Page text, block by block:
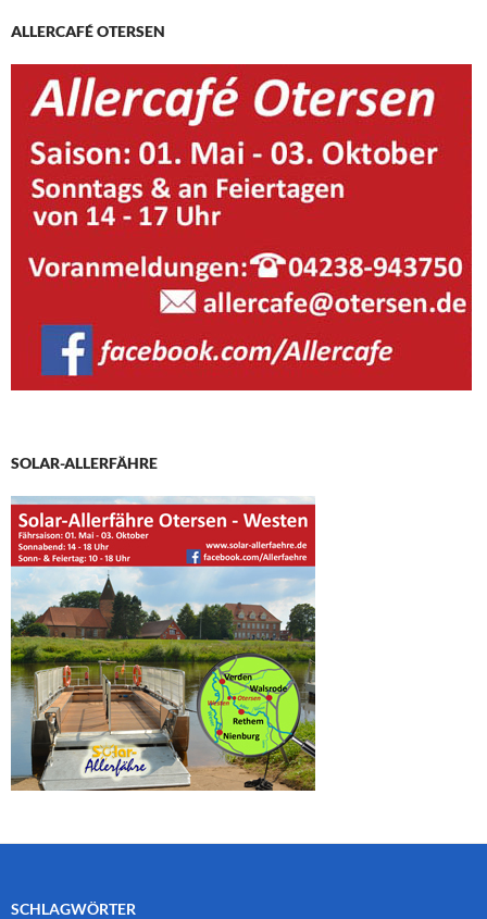
ALLERCAFÉ OTERSEN
SOLAR-ALLERFÄHRE
SCHLAGWÖRTER